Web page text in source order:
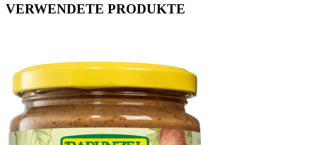
VERWENDETE PRODUKTE